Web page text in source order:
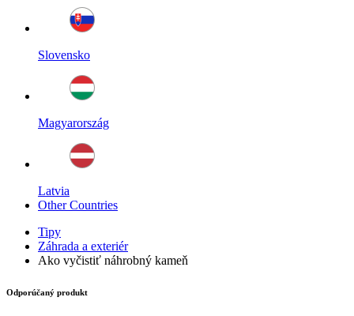
Slovensko
Magyarország
Latvia
Other Countries
Tipy
Záhrada a exteriér
Ako vyčistiť náhrobný kameň
Odporúčaný produkt